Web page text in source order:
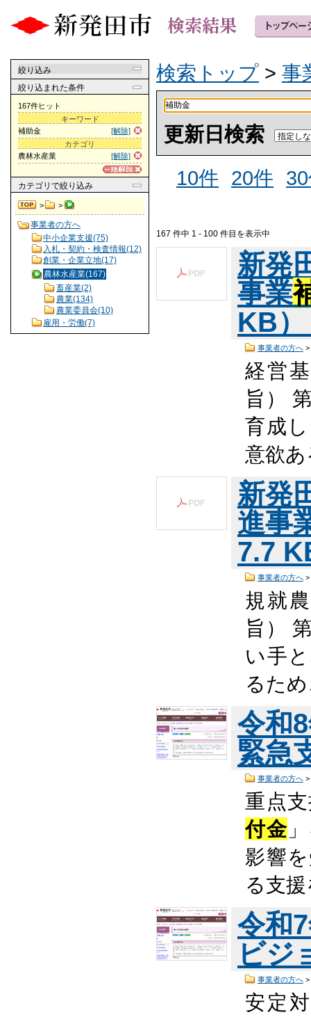
絞り込み
絞り込まれた条件
167件ヒット
キーワード
[解除]
補助金
カテゴリ
[解除]
農林水産業
カテゴリ で絞り込み
> >
事業者の方へ
中小企業支援(75)
入札・契約・検査情報(12)
創業・企業立地(17)
農林水産業(167)
畜産業(2)
農業(134)
農業委員会(10)
雇用・労働(7)
検索トップ > 事
更新日検索
10件
20件
167 件中 1 - 100 件目を表示中
新発
事業
KB
事業者の方へ>
経営
旨）
育成
意欲
新発
進事
7.7
事業者の方へ>
規就
旨）
い手
るた
令和
緊急
事業者の方へ>
重点
付金
影響
る支
令和
ビジ
事業者の方へ>
安定